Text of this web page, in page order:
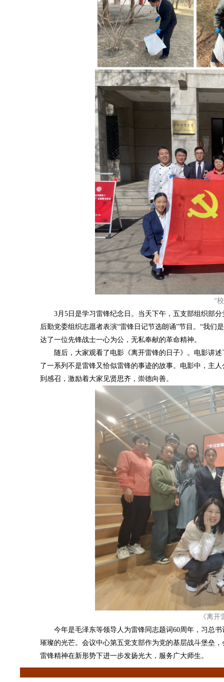
“
3月5日是学习雷锋纪念日。当天下午，五支部组织部分
后勤党委组织志愿者表演“雷锋日记节选朗诵”节目。“我们
达了一位先锋战士一心为公，无私奉献的革命精神。
随后，大家观看了电影《离开雷锋的日子》。电影讲述
了一系列不是雷锋又恰似雷锋的事迹的故事。电影中，主
到感召，激励着大家见贤思齐，崇德向善。
《离
今年是毛泽东等领导人为雷锋同志题词60周年，习总书
璀璨的光芒。会议中心第五党支部作为党的基层战斗堡垒
雷锋精神在新形势下进一步发扬光大，服务广大师生。